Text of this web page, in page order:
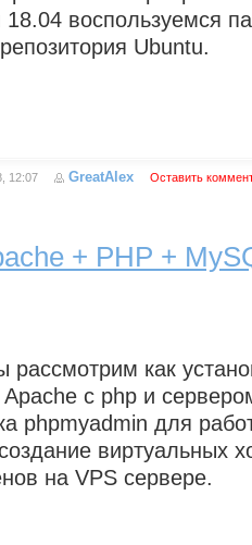
воспользуемся
Ubuntu.
12:07 GreatAlex Оставить
+ PHP +
рассмотрим как
с php и
phpmyadmin для
виртуальных
на VPS сервере.